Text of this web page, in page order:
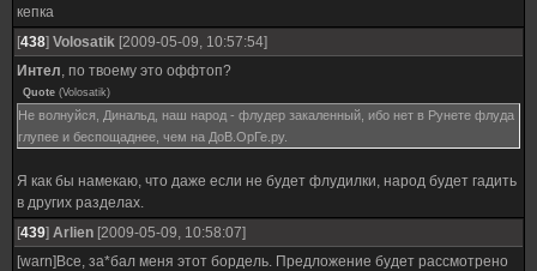
кепка
[438] Volosatik [2009-05-09, 10:57:54]
Интел, по твоему это оффтоп?
Quote (Volosatik)
Не волнуйся, Динальд, наш народ - флудер закаленный, ибо нет в Рунете флуда
глупее и беспощаднее, чем на ДоВ.ОрГе.ру.
Я как бы намекаю, что даже если не будет флудилки, народ будет гадить
в других разделах.
[439] Arlien [2009-05-09, 10:58:07]
[warn]Все, за*бал меня этот бордель. Предложение будет рассмотрено